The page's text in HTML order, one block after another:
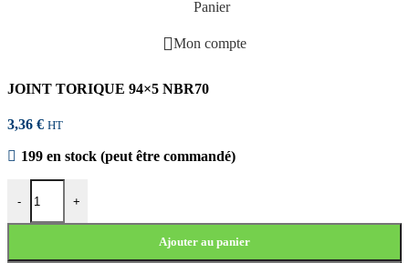
Panier
Mon compte
JOINT TORIQUE 94×5 NBR70
3,36 € HT
199 en stock (peut être commandé)
-
quantité de JOINT TORIQUE 94x5 NBR70
+
Ajouter au panier